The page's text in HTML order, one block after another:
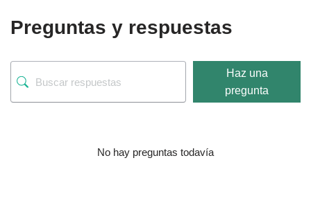
Preguntas y respuestas
Haz una
pregunta
No hay preguntas todavía